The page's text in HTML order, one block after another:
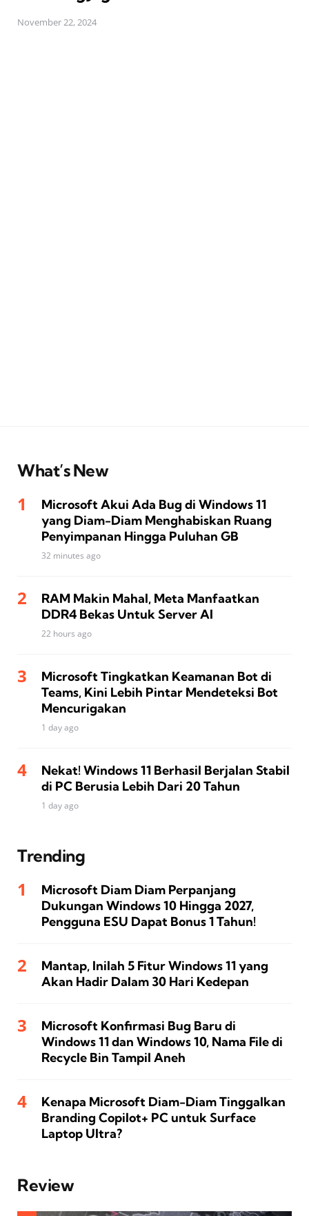
November 22, 2024
What’s New
Microsoft Akui Ada Bug di Windows 11
yang Diam-Diam Menghabiskan Ruang
Penyimpanan Hingga Puluhan GB
32 minutes ago
RAM Makin Mahal, Meta Manfaatkan
DDR4 Bekas Untuk Server AI
22 hours ago
Microsoft Tingkatkan Keamanan Bot di
Teams, Kini Lebih Pintar Mendeteksi Bot
Mencurigakan
1 day ago
Nekat! Windows 11 Berhasil Berjalan Stabil
di PC Berusia Lebih Dari 20 Tahun
1 day ago
Trending
Microsoft Diam Diam Perpanjang
Dukungan Windows 10 Hingga 2027,
Pengguna ESU Dapat Bonus 1 Tahun!
Mantap, Inilah 5 Fitur Windows 11 yang
Akan Hadir Dalam 30 Hari Kedepan
Microsoft Konfirmasi Bug Baru di
Windows 11 dan Windows 10, Nama File di
Recycle Bin Tampil Aneh
Kenapa Microsoft Diam-Diam Tinggalkan
Branding Copilot+ PC untuk Surface
Laptop Ultra?
Review